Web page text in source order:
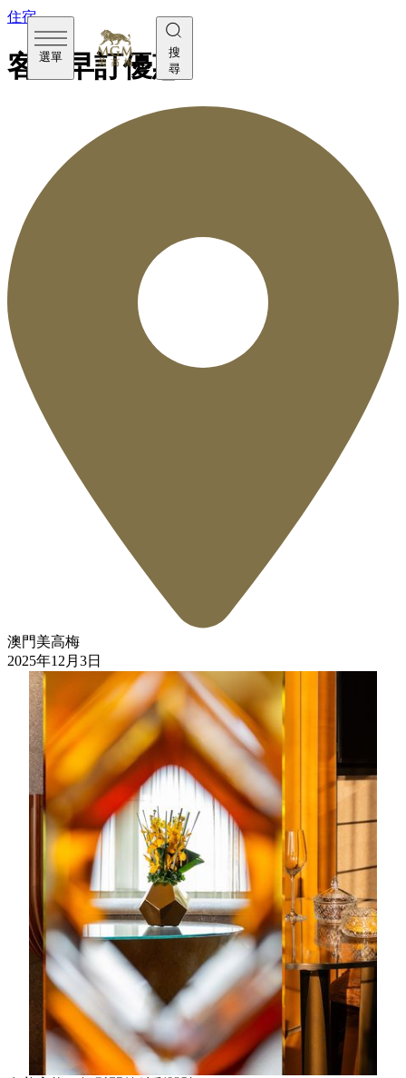
選單
搜
尋
住宿
客房早訂優惠
澳門美高梅
2025年12月3日
7天
7 天前預訂，享入住優惠低至八五折
指定水療護理項目8折優惠
免費享用客房內小酒吧提供之汽水、啤酒及礦泉
水
免費上網服務
14天
7 天前預訂，享入住優惠低至八折
指定水療護理項目8折優惠
免費享用客房內小酒吧提供之汽水、啤酒及礦泉
免費上網服務
立即預約